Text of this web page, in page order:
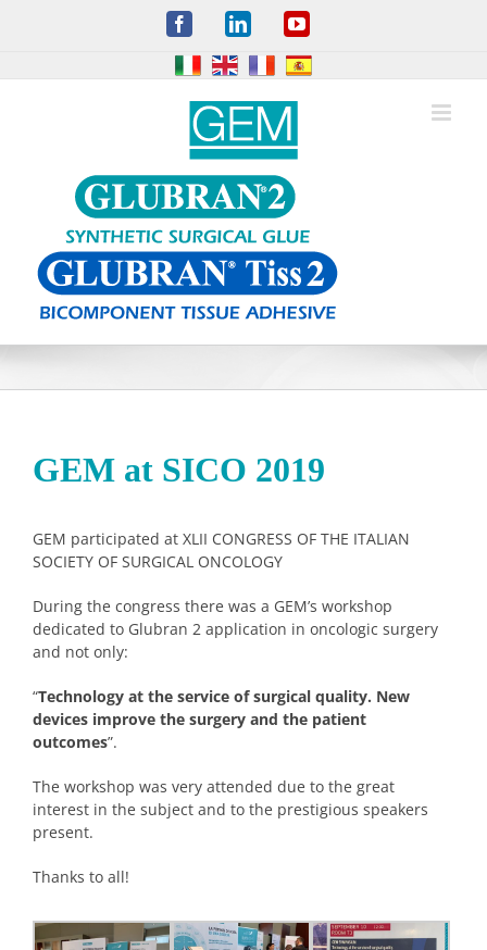
FacebookLinkedInYouTube
GEM at SICO 2019
GEM participated at XLII CONGRESS OF THE ITALIAN
SOCIETY OF SURGICAL ONCOLOGY
During the congress there was a GEM’s workshop
dedicated to Glubran 2 application in oncologic surgery
and not only:
“Technology at the service of surgical quality. New
devices improve the surgery and the patient
outcomes”.
The workshop was very attended due to the great
interest in the subject and to the prestigious speakers
present.
Thanks to all!